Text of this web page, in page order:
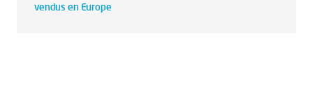
vendus en Europe